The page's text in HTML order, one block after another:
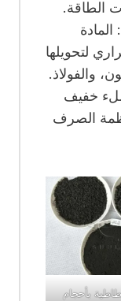
الطاقة.
: المادة
لتحويلها
والفولاذ.
خفيف
الصرف
بأحجام